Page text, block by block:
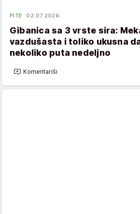
PITE 02.07.2026.
Gibanica sa 3 vrste sira:
vazdušasta i toliko ukusna
nekoliko puta nedeljno
Komentariši